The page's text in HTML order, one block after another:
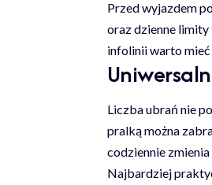
Przed wyjazdem
oraz dzienne limity
infolinii warto mieć
Liczba ubrań nie
pralką można
codziennie
Najbardziej